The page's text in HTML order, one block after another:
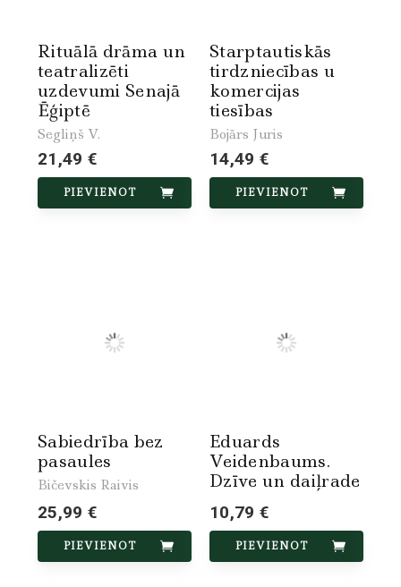
Rituālā drāma un
teatralizēti
uzdevumi Senajā
Ēģiptē
Segliņš V.
21,49 €
PIEVIENOT
Starptautiskās
tirdzniecības u
komercijas
tiesības
Bojārs Juris
14,49 €
PIEVIENOT
Sabiedrība bez
pasaules
Bičevskis Raivis
25,99 €
PIEVIENOT
Eduards
Veidenbaums.
Dzīve un daiļrade
10,79 €
PIEVIENOT